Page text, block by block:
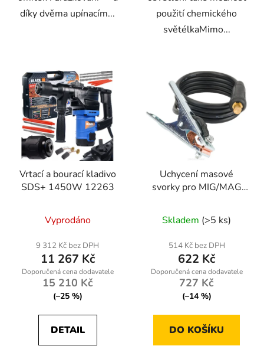
díky dvěma upínacím...
použití chemického
světélkaMimo...
Vrtací a bourací kladivo
SDS+ 1450W 12263
Vyprodáno
9 312 Kč bez DPH
11 267 Kč
15 210 Kč
(–25 %)
DETAIL
Uchycení masové
svorky pro MIG/MAG
RTMSTF0002-UM
Skladem (>5 ks)
514 Kč bez DPH
622 Kč
727 Kč
(–14 %)
DO KOŠÍKU